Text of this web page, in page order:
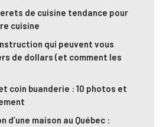
de cuisine tendance pour
cuisine
qui peuvent vous
de dollars (et comment les
coin buanderie : 10 photos et
maison au Québec :